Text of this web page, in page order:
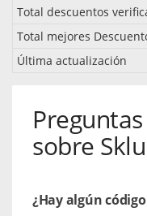
Total descuentos
Total mejores
Última actualización
sobre
¿Hay algún